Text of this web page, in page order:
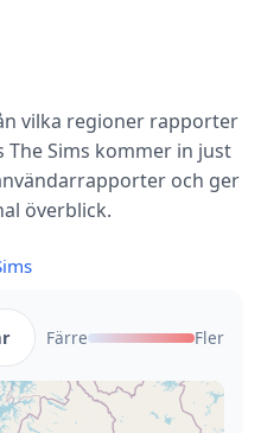
vilka regioner rapporter
Sims kommer in just
och ger
överblick.
Färre Fler